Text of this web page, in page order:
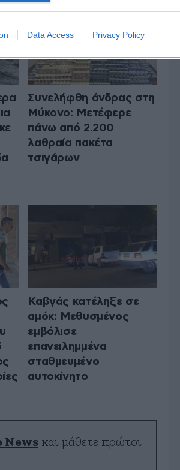
Data Access Privacy Policy
Συνελήφθη άνδρας στη
Μύκονο: Μετέφερε
πάνω από 2.200
λαθραία πακέτα
τσιγάρων
Καβγάς κατέληξε σε
αμόκ: Μεθυσμένος
εμβόλισε
επανειλημμένα
σταθμευμένο
αυτοκίνητο
Newsκαι μάθετε πρώτοι